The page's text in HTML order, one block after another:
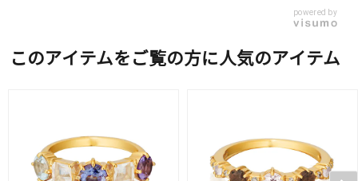
powered by
このアイテムをご覧の方に人気のアイテム